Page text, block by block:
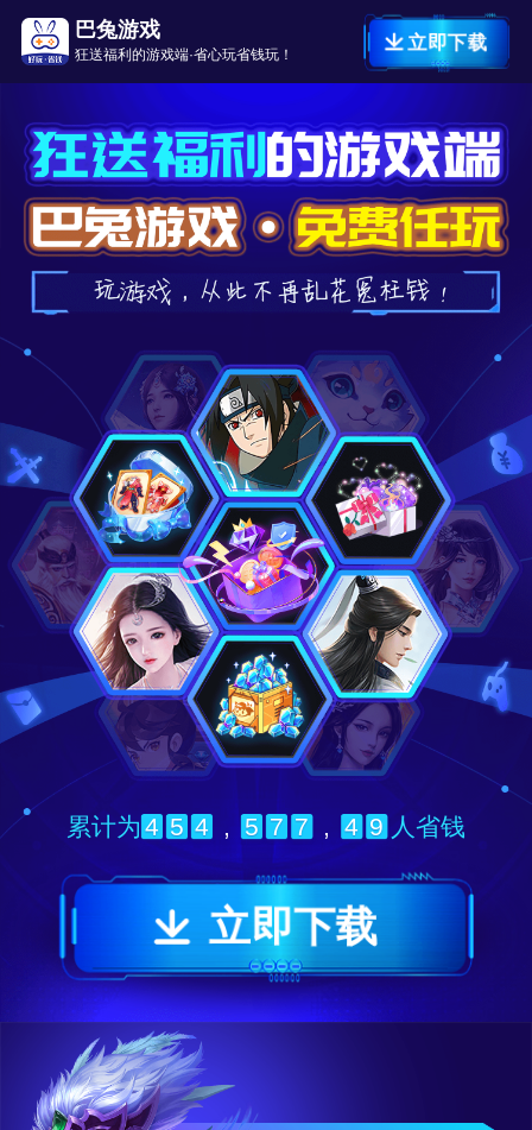
巴兔游戏
狂送福利的游戏端·省心玩省钱玩！
立即下载
累计为 4 5 4 , 5 7 7 , 4 9 人省钱
立即下载